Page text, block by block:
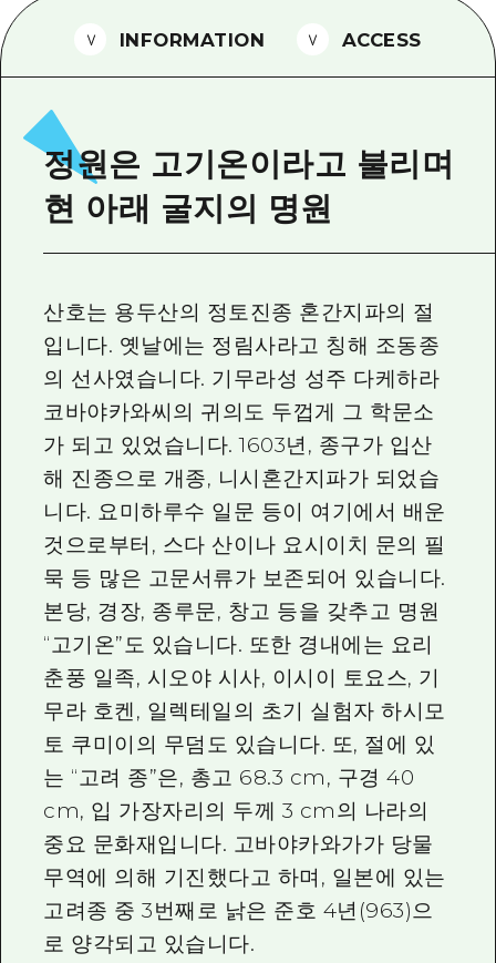
2박 3일
사진 다운로드
재해가 발생했을 때의 교통 정보
INFORMATION ACCESS
정원은 고기온이라고 불리며
현 아래 굴지의 명원
산호는 용두산의 정토진종 혼간지파의 절
입니다. 옛날에는 정림사라고 칭해 조동종
의 선사였습니다. 기무라성 성주 다케하라
코바야카와씨의 귀의도 두껍게 그 학문소
가 되고 있었습니다. 1603년, 종구가 입산
해 진종으로 개종, 니시혼간지파가 되었습
니다. 요미하루수 일문 등이 여기에서 배운
것으로부터, 스다 산이나 요시이치 문의 필
묵 등 많은 고문서류가 보존되어 있습니다.
본당, 경장, 종루문, 창고 등을 갖추고 명원
“고기온”도 있습니다. 또한 경내에는 요리
춘풍 일족, 시오야 시사, 이시이 토요스, 기
무라 호켄, 일렉테일의 초기 실험자 하시모
토 쿠미이의 무덤도 있습니다. 또, 절에 있
는 “고려 종”은, 총고 68.3 cm, 구경 40
cm, 입 가장자리의 두께 3 cm의 나라의
중요 문화재입니다. 고바야카와가가 당물
무역에 의해 기진했다고 하며, 일본에 있는
고려종 중 3번째로 낡은 준호 4년(963)으
로 양각되고 있습니다.